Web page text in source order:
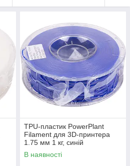
TPU-пластик PowerPlant
Filament для 3D-принтера
1.75 мм 1 кг, синій
В наявності